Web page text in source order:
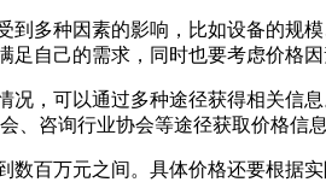
到多种因素的影响，比如设备的规
自己的需求，同时也要考虑价格因
，可以通过多种途径获得相关信
、咨询行业协会等途径获取价格信
数百万元之间。具体价格还要根据